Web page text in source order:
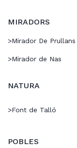
MIRADORS
>Mirador De Prullans
>Mirador de Nas
NATURA
>Font de Talló
POBLES